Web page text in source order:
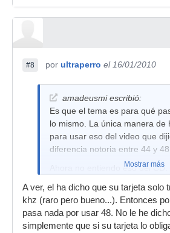
#8 por ultraperro el 16/01/2010
amadeusmi escribió:
Es que el tema es para qué
lo mismo. La única manera de
para usar eso del video que
diferencia notoria entre 44 y 48.
Ahora no entiendo eso del CD.
Gracias.
Mostrar más
A ver, el ha dicho que su tarjeta solo
khz (raro pero bueno...). Entonces
pasa nada por usar 48. No le he
simplemente que si su tarjeta lo